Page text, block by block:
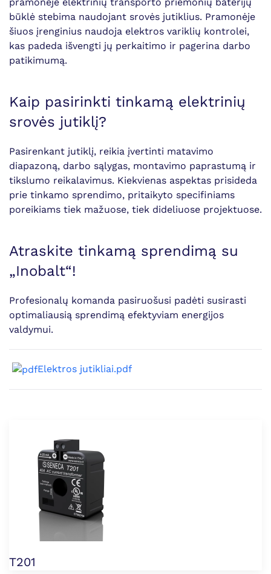
būklė stebima naudojant srovės jutiklius. Pramonėje
šiuos įrenginius naudoja elektros variklių kontrolei,
kas padeda išvengti jų perkaitimo ir pagerina darbo
patikimumą.
Kaip pasirinkti tinkamą elektrinių
srovės jutiklį?
Pasirenkant jutiklį, reikia įvertinti matavimo
diapazoną, darbo sąlygas, montavimo paprastumą ir
tikslumo reikalavimus. Kiekvienas aspektas prisideda
prie tinkamo sprendimo, pritaikyto specifiniams
poreikiams tiek mažuose, tiek dideliuose projektuose.
Atraskite tinkamą sprendimą su
„Inobalt“!
Profesionalų komanda pasiruošusi padėti susirasti
optimaliausią sprendimą efektyviam energijos
valdymui.
Elektros jutikliai.pdf
T201